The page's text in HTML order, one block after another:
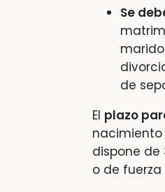
Se
de
El plazo
nacimiento
dispone
o de